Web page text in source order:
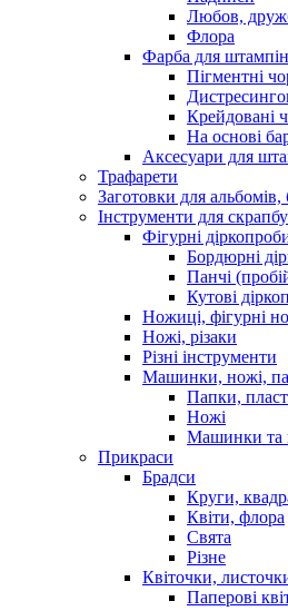
Любов,
Флора
Фарба для
Пігментні
Крейдовані
На основі
Аксесуари для
Трафарети
Заготовки для альбомів,
Інструменти для
Фігурні
Бордюрні
Панчі
Кутові
Ножиці, фігурні
Ножі, різаки
Різні інструменти
Машинки, ножі,
Папки,
Ножі
Машинки та
Прикраси
Брадси
Круги,
Квіти, флора
Свята
Різне
Квіточки,
Паперові